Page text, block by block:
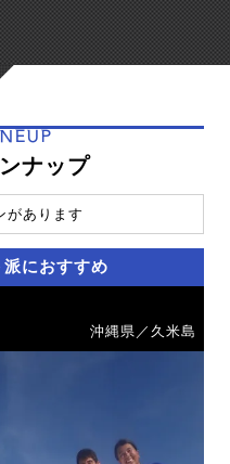
ナップ
があります
におすすめ
沖縄県／久米島